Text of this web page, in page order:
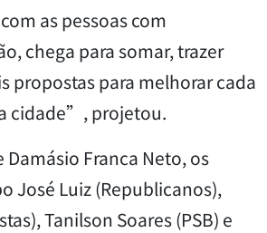
as pessoas com
chega para somar, trazer
propostas para melhorar cada
cidade”, projetou.
Damásio Franca Neto, os
José Luiz (Republicanos),
Tanilson Soares (PSB) e